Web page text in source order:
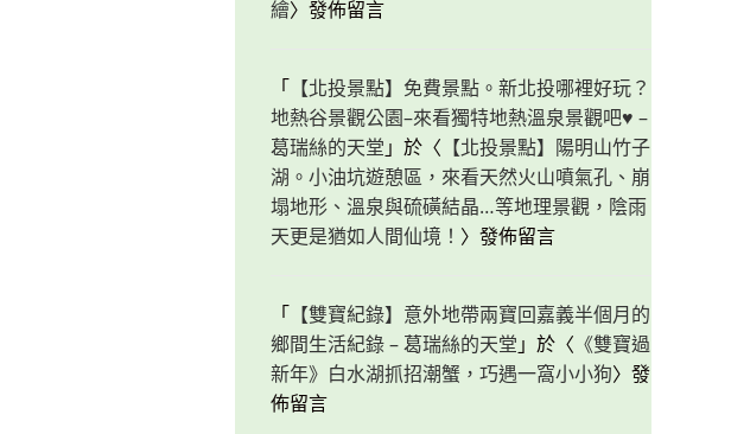
繪〉發佈留言
「 【北投景點】免費景點。新北投哪裡好玩？
地熱谷景觀公園–來看獨特地熱溫泉景觀吧♥ –
葛瑞絲的天堂 」於〈 【北投景點】陽明山竹子
湖。小油坑遊憩區，來看天然火山噴氣孔、崩
塌地形、溫泉與硫磺結晶…等地理景觀，陰雨
天更是猶如人間仙境！ 〉發佈留言
「 【雙寶紀錄】意外地帶兩寶回嘉義半個月的
鄉間生活紀錄 – 葛瑞絲的天堂 」於〈 《雙寶過
新年》白水湖抓招潮蟹，巧遇一窩小小狗〉發
佈留言